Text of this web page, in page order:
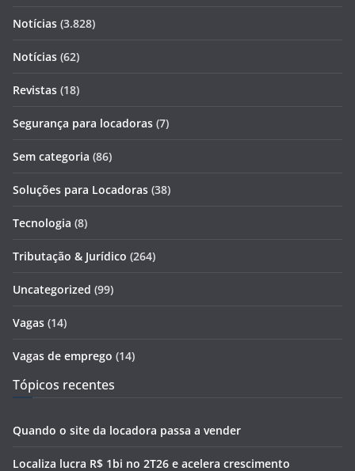
Notícias (3.828)
Notícias (62)
Revistas (18)
Segurança para locadoras (7)
Sem categoria (86)
Soluções para Locadoras (38)
Tecnologia (8)
Tributação & Jurídico (264)
Uncategorized (99)
Vagas (14)
Vagas de emprego (14)
Tópicos recentes
Quando o site da locadora passa a vender
Localiza lucra R$ 1bi no 2T26 e acelera crescimento